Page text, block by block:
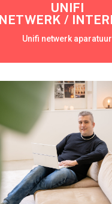
UNIFI
NETWERK /
Unifi netwerk aparatuur